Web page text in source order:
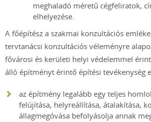
meghaladó méretű cégfeliratok,
elhelyezése.
A főépítész a szakmai konzultációs
tervtanácsi konzultációs véleményre
fővárosi és kerületi helyi védelemmel
álló építményt érintő építési tevékenység
az építmény legalább egy teljes
felújítása, helyreállítása, átalakítása,
állagmegóvása befolyásolja annak